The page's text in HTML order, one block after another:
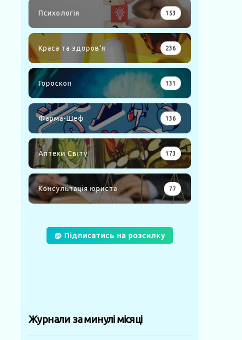
Психологія 153
Краса та здоров'я 236
Гороскоп 131
Фарма-Шеф 136
Аптеки Світу 173
Консультація юриста 77
@ Підписатись на розсилку
Журнали за минулі місяці